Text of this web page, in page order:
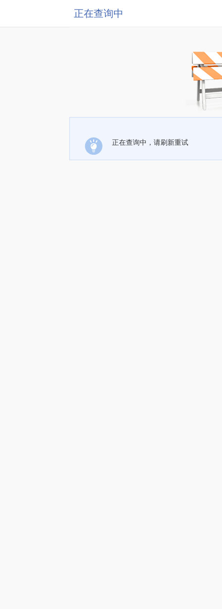
正在查询中
正在查询中，请刷新重试